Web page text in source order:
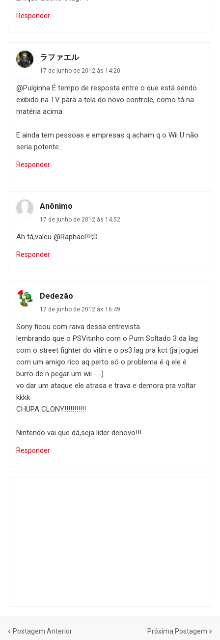
Responder
ラファエル
17 de junho de 2012 às 14:20
@Pulginha É tempo de resposta entre o que está sendo
exibido na TV para a tela do novo controle, como tá na
matéria acima.
E ainda tem pessoas e empresas q acham q o Wii U não
seria potente...
Responder
Anônimo
17 de junho de 2012 às 14:52
Ah tá,valeu @Raphael!!!;D
Responder
Dedezão
17 de junho de 2012 às 16:49
Sony ficou com raiva dessa entrevista
lembrando que o PSVitinho com o Pum Soltado 3 da lag
com o street fighter do vitin e o ps3 lag pra kct (ja joguei
com um amigo rico aq perto só o problema é q ele é
burro de n pegar um wii -.-)
vo dar um ataque ele atrasa e trava e demora pra voltar
kkkk
CHUPA CLONY!!!!!!!!!!!
Nintendo vai que dá,seja lider denovo!!!
Responder
Postagem Anterior Próxima Postagem